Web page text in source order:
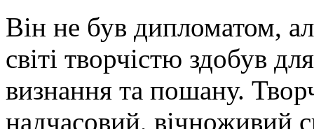
Він не був дипломатом,
світі творчістю здобув
визнання та пошану.
надчасовий, вічноживий